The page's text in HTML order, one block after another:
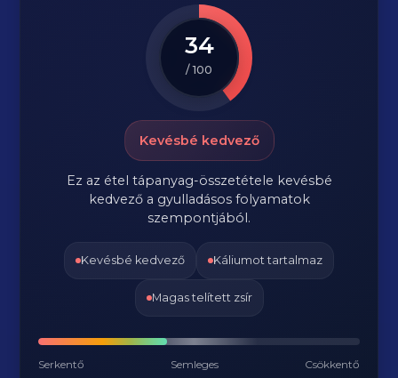
34
/ 100
Kevésbé kedvező
Ez az étel tápanyag-összetétele kevésbé
kedvező a gyulladásos folyamatok
szempontjából.
Kevésbé kedvező Káliumot tartalmaz
Magas telített zsír
Serkentő Semleges Csökkentő